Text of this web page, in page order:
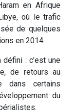
en Afrique
où le trafic
de quelques
en 2014.
: c’est une
de retours au
dans certains
du